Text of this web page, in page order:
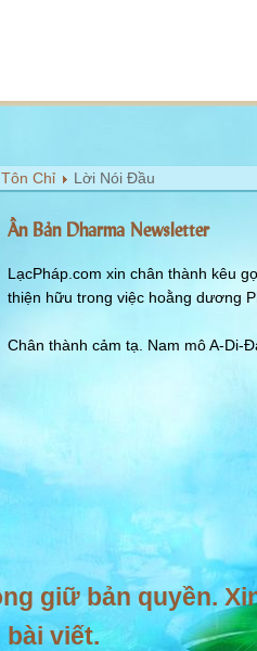
Tôn Chỉ Lời Nói Đầu
Ấn Bản Dharma Newsletter
LạcPháp.com xin chân thành kêu
thiện hữu trong việc hoằng dương
Chân thành cảm tạ. Nam mô A-Di-
giữ bản quyền.
bài viết.